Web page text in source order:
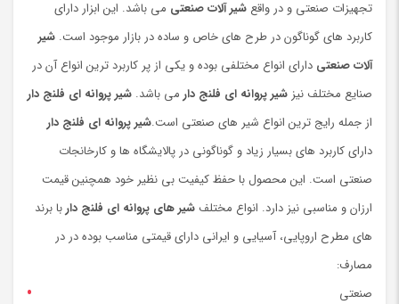
تجهیزات صنعتی و در واقع شیر آلات صنعتی می باشد. این ابزار دارای
کاربرد های گوناگون در طرح های خاص و ساده در بازار موجود است. شیر
آلات صنعتی دارای انواع مختلفی بوده و یکی از پر کاربرد ترین انواع آن در
صنایع مختلف نیز شیر پروانه ای فلنج دار می باشد. شیر پروانه ای فلنج دار
از جمله رایج ترین انواع شیر های صنعتی است.شیر پروانه ای فلنج دار
دارای کاربرد های بسیار زیاد و گوناگونی در پالایشگاه ها و کارخانجات
صنعتی است. این محصول با حفظ کیفیت بی نظیر خود همچنین قیمت
ارزان و مناسبی نیز دارد. انواع مختلف شیر های پروانه ای فلنج داربا برند
های مطرح اروپایی، آسیایی و ایرانی دارای قیمتی مناسب بوده در در
مصارف:
صنعتی